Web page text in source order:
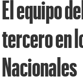
El equipo
tercero en
Nacionales